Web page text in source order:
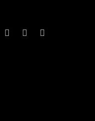
twitterlinkedin
email